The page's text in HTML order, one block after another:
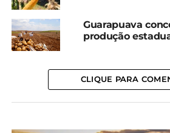
Relacionado
abre as inscrições para a
edição 2025
9 de julho, 2025
Em
Guarapuava
produção
CLIQUE PARA